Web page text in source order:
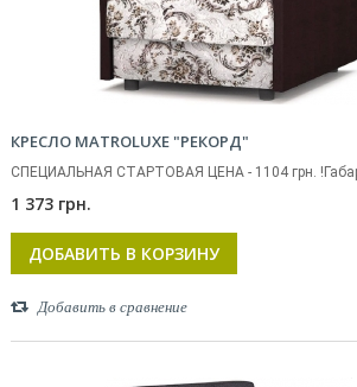
КРЕСЛО MATROLUXE "РЕКОРД"
СПЕЦИАЛЬНАЯ СТАРТОВАЯ ЦЕНА - 1104 грн.
1 373 грн.
ДОБАВИТЬ В КОРЗИНУ
Добавить в сравнение